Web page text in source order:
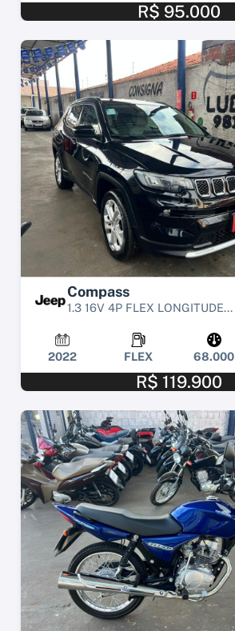
R$ 95.000
Compass
1.3 16V 4P FLEX LONGITUDE...
2022 FLEX 68.000
R$ 119.900